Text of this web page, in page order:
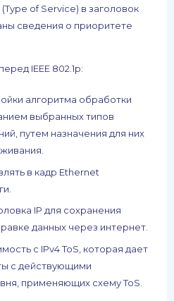
of Service) в заголовок
сведения о приоритете
IEEE 802.1p:
алгоритма обработки
выбранных типов
путем назначения для них
в кадр Ethernet
IP для сохранения
данных через интернет.
с IPv4 ToS, которая дает
с действующими
применяющих схему ToS.